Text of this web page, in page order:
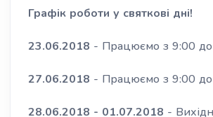
Графік роботи у святкові дні!
23.06.2018 - Працюємо з 9:00
27.06.2018 - Працюємо з 9:00
28.06.2018 - 01.07.2018 -